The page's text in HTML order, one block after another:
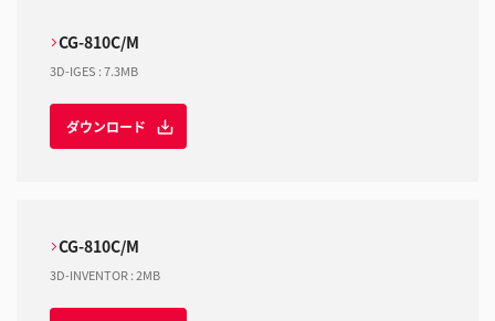
CG-810C/M
3D-IGES :7.3MB
ダウンロード
CG-810C/M
3D-INVENTOR:2MB